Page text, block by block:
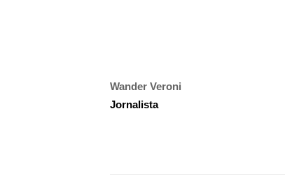
Wander Veroni
Jornalista